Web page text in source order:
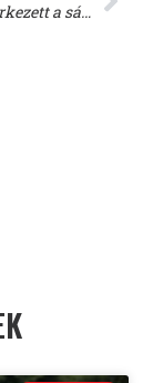
Ducati: Megérkezett a sárga 2026-os Panigale V2 S!